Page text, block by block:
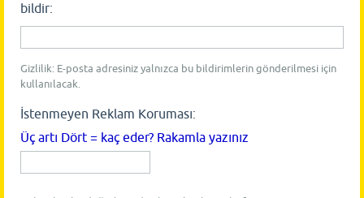
bildir:
Gizlilik: E-posta adresiniz yalnızca bu bildirimlerin gönderilmesi için
kullanılacak.
İstenmeyen Reklam Koruması:
Üç artı Dört = kaç eder? Rakamla yazınız